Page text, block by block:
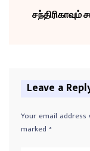
Leave a
Your email
marked *